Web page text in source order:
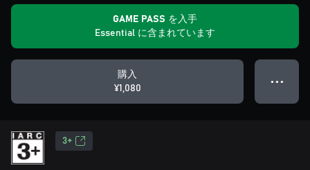
GAME PASS を入手
Essential に含まれています
購入
¥1,080
● ● ●
3+